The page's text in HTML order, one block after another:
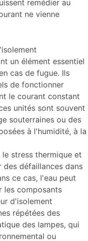
remédier au
ne vienne
un élément essentiel
cas de fugue. Ils
de fonctionner
le courant constant
unités sont souvent
souterraines ou des
à l'humidité, à la
stress thermique et
défaillances dans
ce cas, l'eau peut
les composants
d'isolement
répétées des
des lampes, qui
ou